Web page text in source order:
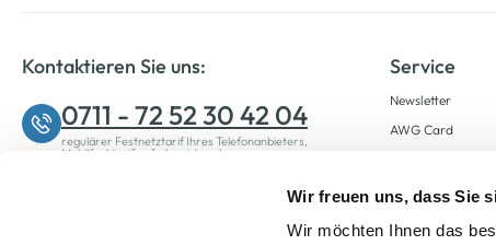
Wir freuen uns, dass Sie
Wir möchten Ihnen das
Kontaktieren Sie uns:
0711 - 72 52 30 42 04
regulärer Festnetztarif Ihres Telefonanbieters,
Mobilfunktarif ggf. abweichend.
Montag bis Freitag: 08:00 – 20:00 Uhr
Service
Newsletter
AWG Card
Kontakt